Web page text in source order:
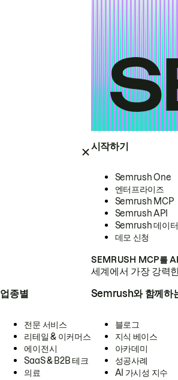
시작하기
Semrush One
엔터프라이즈
Semrush MCP
Semrush API
Semrush 데이터
데모 신청
SEMRUSH MCP를 AI
세계에서 가장 강력
업종별
전문 서비스
리테일 & 이커머스
에이전시
SaaS & B2B 테크
의료
Semrush와 함께하
블로그
지식 베이스
아카데미
성공사례
AI 가시성 지수